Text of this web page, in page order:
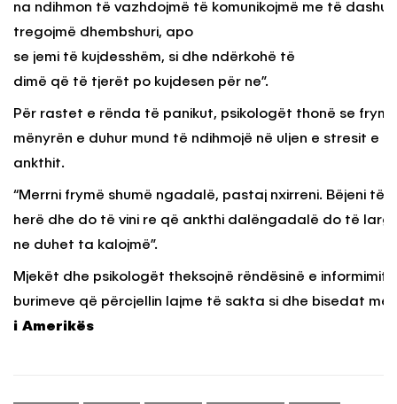
na ndihmon të vazhdojmë të komunikojmë me të
tregojmë dhembshuri, apo
se jemi të kujdesshëm, si dhe ndërkohë të
dimë që të tjerët po kujdesen për ne”.
Për rastet e rënda të panikut, psikologët thonë se
mënyrën e duhur mund të ndihmojë në uljen e stresit e
ankthit.
“Merrni frymë shumë ngadalë, pastaj nxirreni. Bëjeni të
herë dhe do të vini re që ankthi dalëngadalë do të
ne duhet ta kalojmë”.
Mjekët dhe psikologët theksojnë rëndësinë e informimit
burimeve që përcjellin lajme të sakta si dhe bisedat
i Amerikës